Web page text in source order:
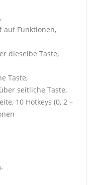
auf Funktionen,
dieselbe Taste,
Taste,
seitliche Taste,
10 Hotkeys (0, 2 –